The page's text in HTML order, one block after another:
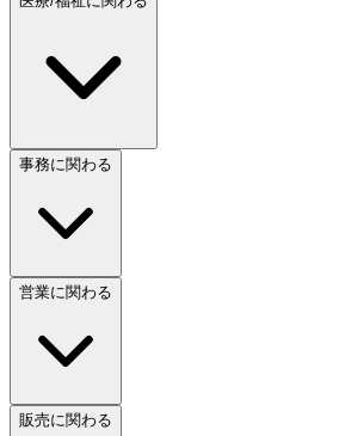
事務に関わる
営業に関わる
販売に関わる